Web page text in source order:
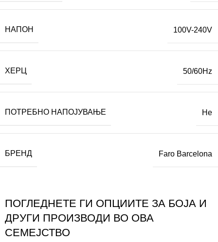
НАПОН 100V-240V
ХЕРЦ 50/60Hz
ПОТРЕБНО НАПОЈУВАЊЕ Не
БРЕНД Faro Barcelona
ПОГЛЕДНЕТЕ ГИ ОПЦИИТЕ ЗА БОЈА И
ДРУГИ ПРОИЗВОДИ ВО ОВА
СЕМЕЈСТВО